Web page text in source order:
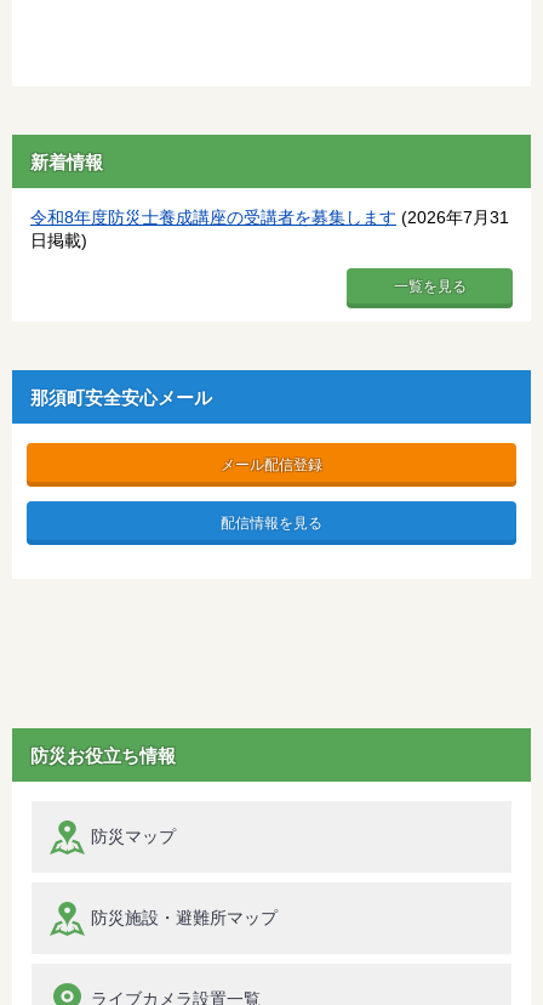
新着情報
一覧を見る
令和8年度防災士養成講座の受講者を募集します (2026年7月31
日掲載)
防災お役立ち情報
防災マップ
防災施設・避難所マップ
ライブカメラ設置一覧
那須町安全安心メール
メール配信登録
配信情報を見る